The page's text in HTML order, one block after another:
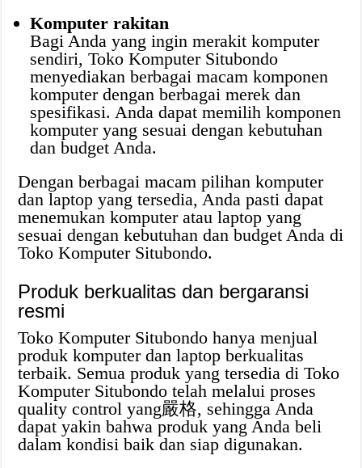
Komputer rakitan
Bagi Anda yang ingin merakit komputer
sendiri, Toko Komputer Situbondo
menyediakan berbagai macam komponen
komputer dengan berbagai merek dan
spesifikasi. Anda dapat memilih komponen
komputer yang sesuai dengan kebutuhan
dan budget Anda.
Dengan berbagai macam pilihan komputer
dan laptop yang tersedia, Anda pasti dapat
menemukan komputer atau laptop yang
sesuai dengan kebutuhan dan budget Anda di
Toko Komputer Situbondo.
Produk berkualitas dan bergaransi
resmi
Toko Komputer Situbondo hanya menjual
produk komputer dan laptop berkualitas
terbaik. Semua produk yang tersedia di Toko
Komputer Situbondo telah melalui proses
quality control yang嚴格, sehingga Anda
dapat yakin bahwa produk yang Anda beli
dalam kondisi baik dan siap digunakan.